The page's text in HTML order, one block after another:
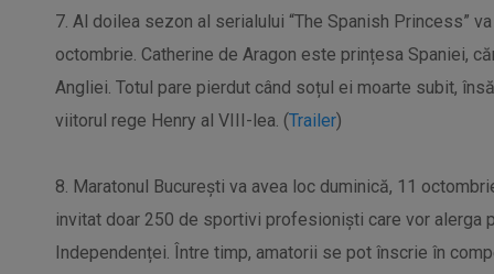
7. Al doilea sezon al serialului “The Spanish Princess”
octombrie. Catherine de Aragon este prințesa Spaniei,
Angliei. Totul pare pierdut când soțul ei moarte subit,
viitorul rege Henry al VIII-lea. (Trailer)
8. Maratonul București va avea loc duminică, 11
invitat doar 250 de sportivi profesioniști care vor alerga
Independenței. Între timp, amatorii se pot înscrie în